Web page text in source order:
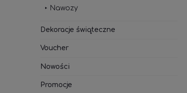
Nawozy
Dekoracje świąteczne
Voucher
Nowości
Promocje